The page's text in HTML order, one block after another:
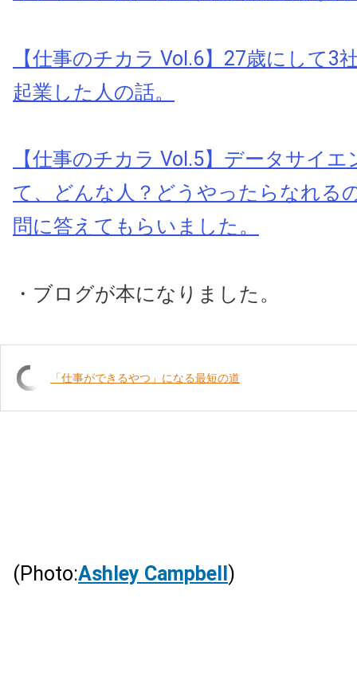
【仕事のチカラ Vol.6】27歳にして3
起業した人の話。
【仕事のチカラ Vol.5】データサイ
て、どんな人？どうやったらなれ
問に答えてもらいました。
・ブログが本になりました。
「仕事ができるやつ」になる最短の道
(Photo:Ashley Campbell )